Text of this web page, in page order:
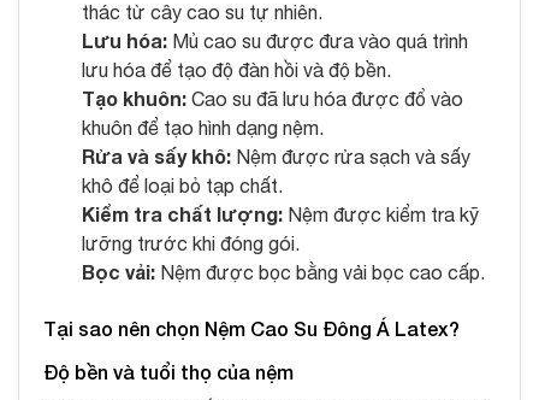
thác từ cây cao su tự nhiên.
Lưu hóa: Mủ cao su được đưa vào quá trình
lưu hóa để tạo độ đàn hồi và độ bền.
Tạo khuôn: Cao su đã lưu hóa được đổ vào
khuôn để tạo hình dạng nệm.
Rửa và sấy khô: Nệm được rửa sạch và sấy
khô để loại bỏ tạp chất.
Kiểm tra chất lượng: Nệm được kiểm tra kỹ
lưỡng trước khi đóng gói.
Bọc vải: Nệm được bọc bằng vải bọc cao cấp.
Tại sao nên chọn Nệm Cao Su Đông Á Latex?
Độ bền và tuổi thọ của nệm